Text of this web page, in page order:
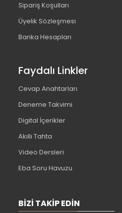
Sipariş Koşulları
Üyelik Sözleşmesi
Banka Hesapları
Faydalı Linkler
Cevap Anahtarları
Deneme Takvimi
Digital İçerikler
Akıllı Tahta
Video Dersleri
Eba Soru Havuzu
BIZI TAKIP EDIN